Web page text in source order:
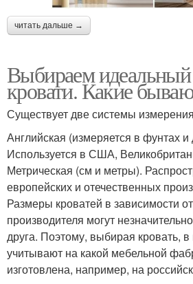
читать дальше →
Выбираем идеальный
кровати. Какие
Существует две системы
Английская (измеряется в фунтах
Используется в США,
Метрическая (см и метры).
европейских и отечественных
Размеры кроватей в зависимости
производителя могут
друга. Поэтому, выбирая кровать,
учитывают на какой мебельной
изготовлена, например, на